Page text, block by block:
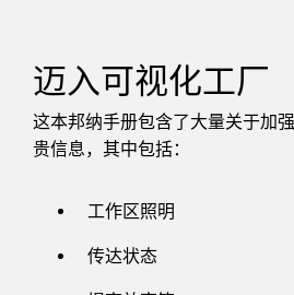
迈入可视化工厂
这本邦纳手册包含了大量关于加
贵信息，其中包括：
工作区照明
传达状态